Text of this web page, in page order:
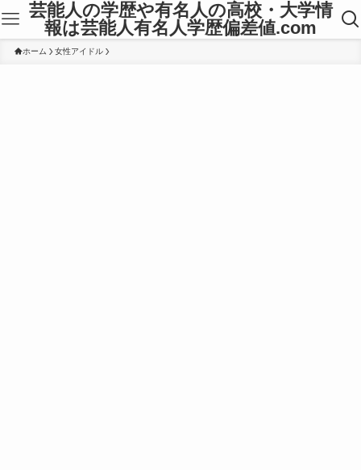
芸能人の学歴や有名人の高校・大学情
報は芸能人有名人学歴偏差値.com
ホーム 女性アイドル